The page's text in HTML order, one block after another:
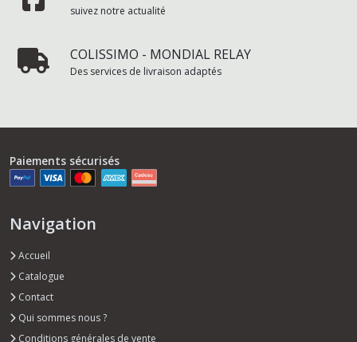
suivez notre actualité
COLISSIMO - MONDIAL RELAY
Des services de livraison adaptés
Paiements sécurisés
Navigation
Accueil
Catalogue
Contact
Qui sommes nous ?
Conditions générales de vente